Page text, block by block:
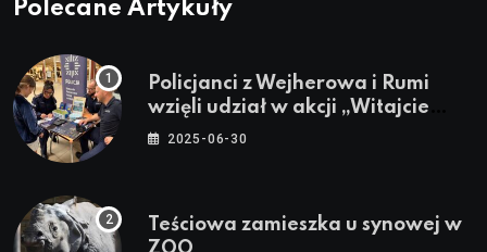
Polecane Artykuły
Policjanci z Wejherowa i Rumi
wzięli udział w akcji „Witajcie
Wakacje”
2025-06-30
Teściowa zamieszka u synowej w